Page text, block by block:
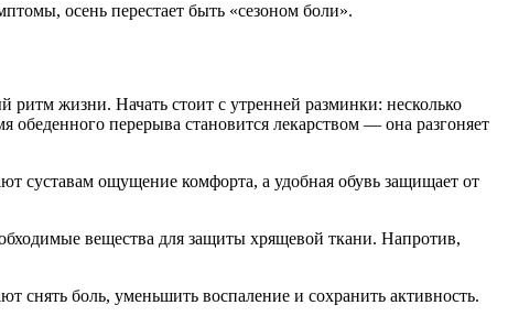
осень перестает быть «сезоном боли».
жизни. Начать стоит с утренней разминки: несколько
обеденного перерыва становится лекарством — она разгоняет
суставам ощущение комфорта, а удобная обувь защищает от
вещества для защиты хрящевой ткани. Напротив,
снять боль, уменьшить воспаление и сохранить активность.